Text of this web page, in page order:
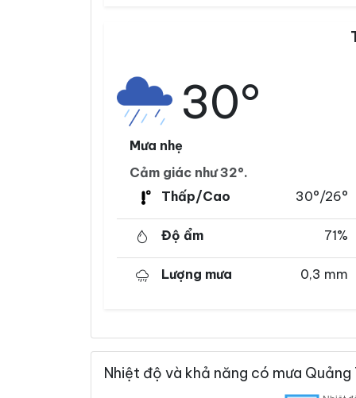
30°
Mưa nhẹ
Cảm giác như 32°.
Thấp/Cao
30°/26°
Độ ẩm 71%
Lượng mưa 0,3 mm
Nhiệt độ và khả năng có mưa